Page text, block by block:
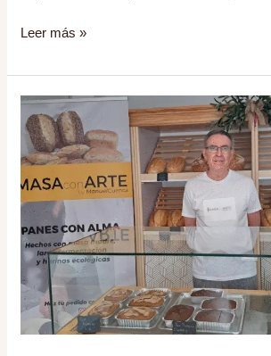
Pan
centeno
con
masa
madre:
profundidad,
tiempo
y
carácter
Leer más »